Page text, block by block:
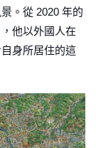
。從 2020 年的
他以外國人在
身所居住的這